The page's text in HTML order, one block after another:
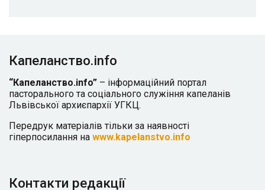
Капеланство.info
“Капеланство.info” – інформаційний портал
пасторального та соціального служіння капеланів
Львівської архиєпархії УГКЦ.
Передрук матеріалів тільки за наявності
гіперпосилання на www.kapelanstvo.info
Контакти редакції